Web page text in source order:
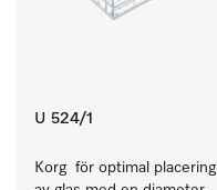
U 524/1
Korg  för optimal placering